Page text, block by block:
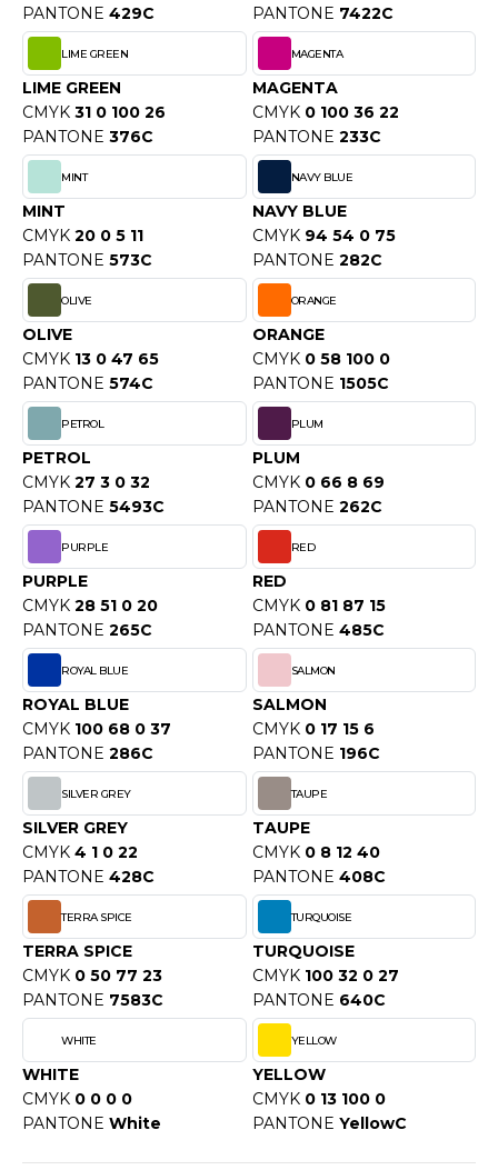
SEGURIDAD
DUICK
LEWIS
ATHLETIC®
ATHLETIC® COLLECTION
ETIQUETTE
CLOTHING
DENIM
JAYS
ONE TOWELLING
PANTONE 429C
PANTONE 7422C
LIME GREEN
LIME GREEN
CMYK 31 0 100 26
PANTONE 376C
MAGENTA
MAGENTA
CMYK 0 100 36 22
PANTONE 233C
MINT
MINT
CMYK 20 0 5 11
PANTONE 573C
NAVY BLUE
NAVY BLUE
CMYK 94 54 0 75
PANTONE 282C
OLIVE
OLIVE
CMYK 13 0 47 65
PANTONE 574C
ORANGE
ORANGE
CMYK 0 58 100 0
PANTONE 1505C
PETROL
PETROL
CMYK 27 3 0 32
PANTONE 5493C
PLUM
PLUM
CMYK 0 66 8 69
PANTONE 262C
PURPLE
PURPLE
CMYK 28 51 0 20
PANTONE 265C
RED
RED
CMYK 0 81 87 15
PANTONE 485C
ROYAL BLUE
ROYAL BLUE
CMYK 100 68 0 37
PANTONE 286C
SALMON
SALMON
CMYK 0 17 15 6
PANTONE 196C
SILVER GREY
SILVER GREY
CMYK 4 1 0 22
PANTONE 428C
TAUPE
TAUPE
CMYK 0 8 12 40
PANTONE 408C
TERRA SPICE
TERRA SPICE
CMYK 0 50 77 23
PANTONE 7583C
TURQUOISE
TURQUOISE
CMYK 100 32 0 27
PANTONE 640C
WHITE
WHITE
CMYK 0 0 0 0
PANTONE White
YELLOW
YELLOW
CMYK 0 13 100 0
PANTONE YellowC